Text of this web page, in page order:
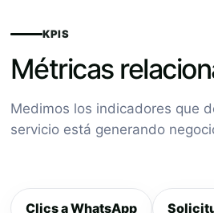
KPIS
Métricas
Medimos los indicadores que
servicio está generando
Clics a WhatsApp